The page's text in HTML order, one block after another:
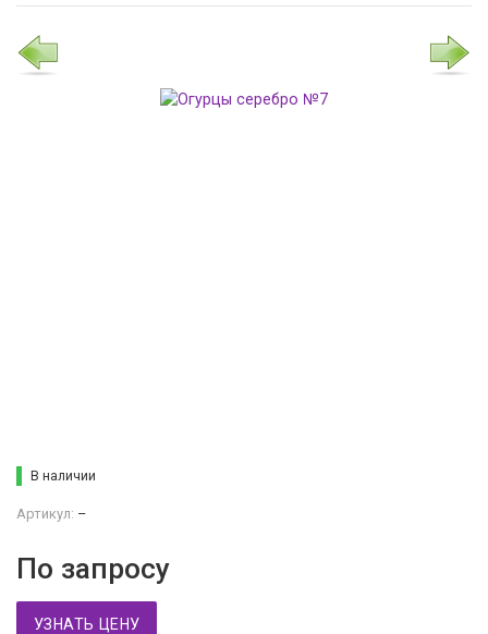
В наличии
Артикул: –
По запросу
УЗНАТЬ ЦЕНУ